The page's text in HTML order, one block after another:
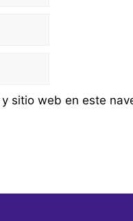
sitio web en este